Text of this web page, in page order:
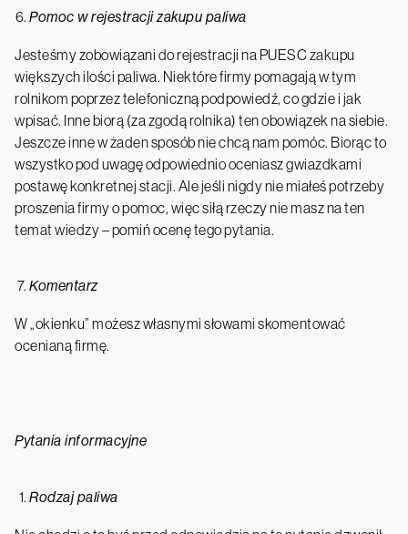
Pomoc w rejestracji zakupu paliwa
Jesteśmy zobowiązani do rejestracji na PUESC zakupu
większych ilości paliwa. Niektóre firmy pomagają w tym
rolnikom poprzez telefoniczną podpowiedź, co gdzie i jak
wpisać. Inne biorą (za zgodą rolnika) ten obowiązek na siebie.
Jeszcze inne w żaden sposób nie chcą nam pomóc. Biorąc to
wszystko pod uwagę odpowiednio oceniasz gwiazdkami
postawę konkretnej stacji. Ale jeśli nigdy nie miałeś potrzeby
proszenia firmy o pomoc, więc siłą rzeczy nie masz na ten
temat wiedzy – pomiń ocenę tego pytania.
Komentarz
W „okienku” możesz własnymi słowami skomentować
ocenianą firmę.
Pytania informacyjne
Rodzaj paliwa